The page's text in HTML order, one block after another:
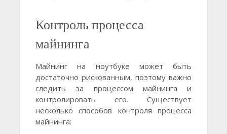
Контроль процесса
майнинга
Майнинг на ноутбуке может быть
достаточно рискованным, поэтому важно
следить за процессом майнинга и
контролировать его. Существует
несколько способов контроля процесса
майнинга: